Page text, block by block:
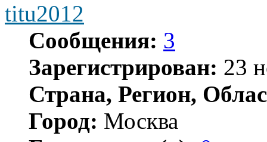
titu2012
Сообщения: 3
Зарегистрирован: 23
Страна, Регион,
Город: Москва